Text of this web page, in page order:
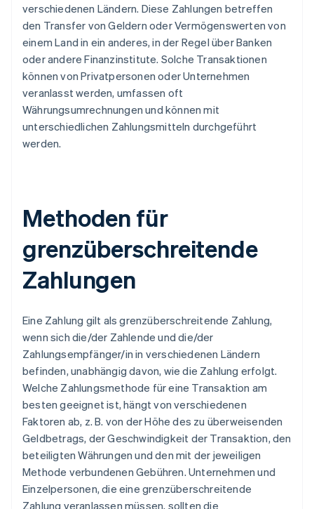
verschiedenen Ländern. Diese Zahlungen betreffen
den Transfer von Geldern oder Vermögenswerten von
einem Land in ein anderes, in der Regel über Banken
oder andere Finanzinstitute. Solche Transaktionen
können von Privatpersonen oder Unternehmen
veranlasst werden, umfassen oft
Währungsumrechnungen und können mit
unterschiedlichen Zahlungsmitteln durchgeführt
werden.
Methoden für
grenzüberschreitende
Zahlungen
Eine Zahlung gilt als grenzüberschreitende Zahlung,
wenn sich die/der Zahlende und die/der
Zahlungsempfänger/in in verschiedenen Ländern
befinden, unabhängig davon, wie die Zahlung erfolgt.
Welche Zahlungsmethode für eine Transaktion am
besten geeignet ist, hängt von verschiedenen
Faktoren ab, z. B. von der Höhe des zu überweisenden
Geldbetrags, der Geschwindigkeit der Transaktion, den
beteiligten Währungen und den mit der jeweiligen
Methode verbundenen Gebühren. Unternehmen und
Einzelpersonen, die eine grenzüberschreitende
Zahlung veranlassen müssen, sollten die